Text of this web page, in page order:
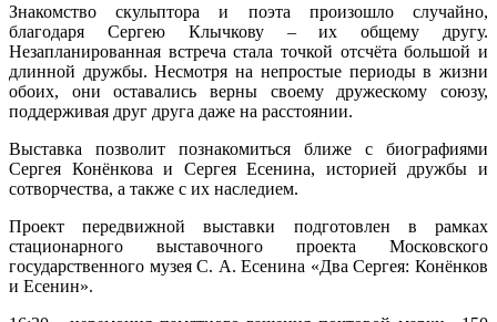
Знакомство скульптора и поэта произошло случайно,
благодаря Сергею Клычкову – их общему другу.
Незапланированная встреча стала точкой отсчёта большой и
длинной дружбы. Несмотря на непростые периоды в жизни
обоих, они оставались верны своему дружескому союзу,
поддерживая друг друга даже на расстоянии.
Выставка позволит познакомиться ближе с биографиями
Сергея Конёнкова и Сергея Есенина, историей дружбы и
сотворчества, а также с их наследием.
Проект передвижной выставки подготовлен в рамках
стационарного выставочного проекта Московского
государственного музея С. А. Есенина «Два Сергея: Конёнков
и Есенин».